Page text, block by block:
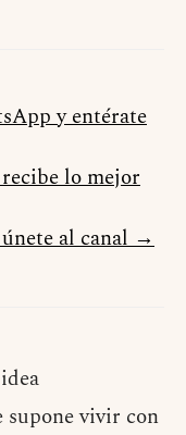
y entérate
lo mejor
al canal →
supone vivir con